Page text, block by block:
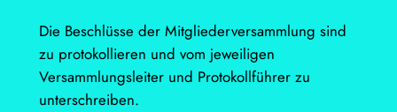
Die Beschlüsse der Mitgliederversammlung sind
zu protokollieren und vom jeweiligen
Versammlungsleiter und Protokollführer zu
unterschreiben.